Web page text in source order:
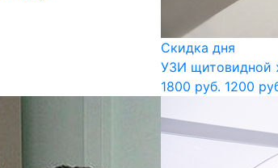
Скидка дня
УЗИ щитовидной
1800 руб. 1200